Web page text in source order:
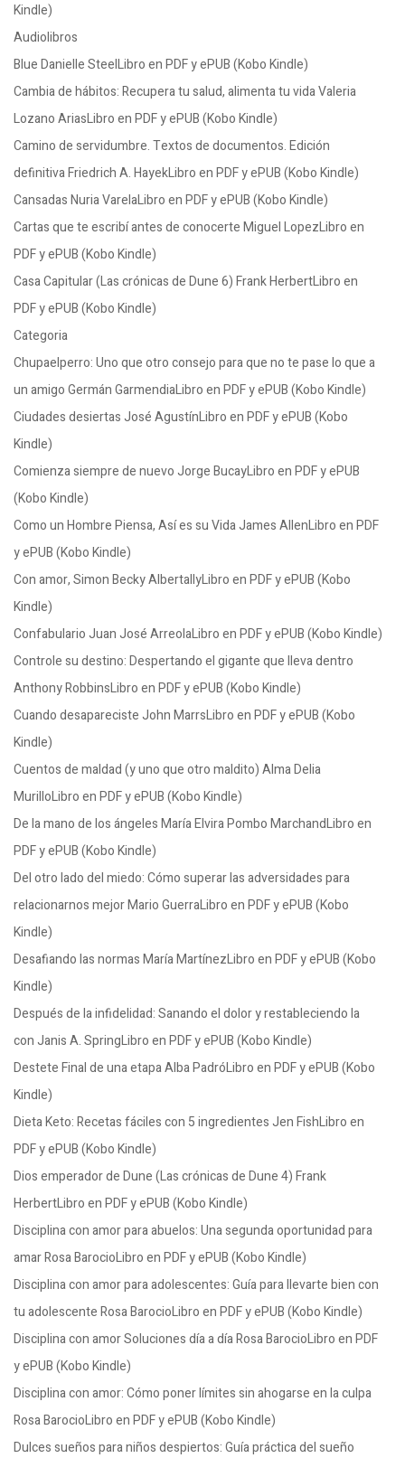
Kindle)
Audiolibros
Blue Danielle SteelLibro en PDF y ePUB (Kobo Kindle)
Cambia de hábitos: Recupera tu salud, alimenta tu vida Valeria
Lozano AriasLibro en PDF y ePUB (Kobo Kindle)
Camino de servidumbre. Textos de documentos. Edición
definitiva Friedrich A. HayekLibro en PDF y ePUB (Kobo Kindle)
Cansadas Nuria VarelaLibro en PDF y ePUB (Kobo Kindle)
Cartas que te escribí antes de conocerte Miguel LopezLibro en
PDF y ePUB (Kobo Kindle)
Casa Capitular (Las crónicas de Dune 6) Frank HerbertLibro en
PDF y ePUB (Kobo Kindle)
Categoria
Chupaelperro: Uno que otro consejo para que no te pase lo que a
un amigo Germán GarmendiaLibro en PDF y ePUB (Kobo Kindle)
Ciudades desiertas José AgustínLibro en PDF y ePUB (Kobo
Kindle)
Comienza siempre de nuevo Jorge BucayLibro en PDF y ePUB
(Kobo Kindle)
Como un Hombre Piensa, Así es su Vida James AllenLibro en PDF
y ePUB (Kobo Kindle)
Con amor, Simon Becky AlbertallyLibro en PDF y ePUB (Kobo
Kindle)
Confabulario Juan José ArreolaLibro en PDF y ePUB (Kobo Kindle)
Controle su destino: Despertando el gigante que lleva dentro
Anthony RobbinsLibro en PDF y ePUB (Kobo Kindle)
Cuando desapareciste John MarrsLibro en PDF y ePUB (Kobo
Kindle)
Cuentos de maldad (y uno que otro maldito) Alma Delia
MurilloLibro en PDF y ePUB (Kobo Kindle)
De la mano de los ángeles María Elvira Pombo MarchandLibro en
PDF y ePUB (Kobo Kindle)
Del otro lado del miedo: Cómo superar las adversidades para
relacionarnos mejor Mario GuerraLibro en PDF y ePUB (Kobo
Kindle)
Desafiando las normas María MartínezLibro en PDF y ePUB (Kobo
Kindle)
Después de la infidelidad: Sanando el dolor y restableciendo la
con Janis A. SpringLibro en PDF y ePUB (Kobo Kindle)
Destete Final de una etapa Alba PadróLibro en PDF y ePUB (Kobo
Kindle)
Dieta Keto: Recetas fáciles con 5 ingredientes Jen FishLibro en
PDF y ePUB (Kobo Kindle)
Dios emperador de Dune (Las crónicas de Dune 4) Frank
HerbertLibro en PDF y ePUB (Kobo Kindle)
Disciplina con amor para abuelos: Una segunda oportunidad para
amar Rosa BarocioLibro en PDF y ePUB (Kobo Kindle)
Disciplina con amor para adolescentes: Guía para llevarte bien con
tu adolescente Rosa BarocioLibro en PDF y ePUB (Kobo Kindle)
Disciplina con amor Soluciones día a día Rosa BarocioLibro en PDF
y ePUB (Kobo Kindle)
Disciplina con amor: Cómo poner límites sin ahogarse en la culpa
Rosa BarocioLibro en PDF y ePUB (Kobo Kindle)
Dulces sueños para niños despiertos: Guía práctica del sueño